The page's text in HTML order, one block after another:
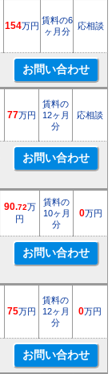
154万円
賃料の6
ヶ月分
応相談
77万円
賃料の
12ヶ月
分
応相談
90.72万
円
賃料の
10ヶ月
分
0万円
75万円
賃料の
12ヶ月
分
0万円